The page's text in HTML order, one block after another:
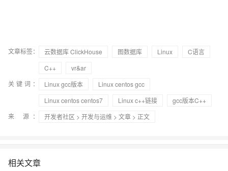
文章标签： 云数据库 ClickHouse 图数据库 Linux
C语言
C++
vr&ar
关键词：
Linux gcc版本
Linux centos gcc
Linux centos centos7
Linux c++链接
gcc版本C++
来 源：
开发者社区 > 开发与运维 > 文章 > 正文
相关文章